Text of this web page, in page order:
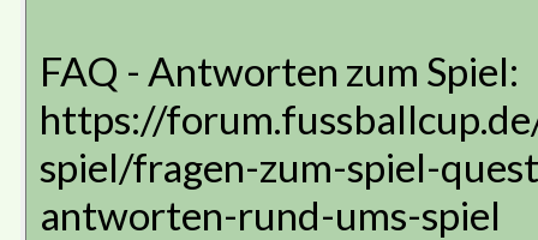
FAQ - Antworten zum Spiel:
https://
spiel/fragen-zum-spiel-
antworten-rund-ums-spiel